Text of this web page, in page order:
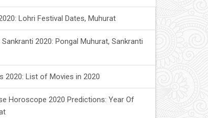
Lohri Festival Dates, Muhurat
Sankranti 2020: Pongal Muhurat, Sankranti
2020: List of Movies in 2020
Horoscope 2020 Predictions: Year Of